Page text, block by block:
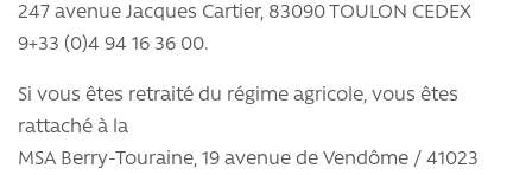
247 avenue Jacques Cartier, 83090 TOULON CEDEX
9+33 (0)4 94 16 36 00.
Si vous êtes retraité du régime agricole, vous êtes
rattaché à la
MSA Berry-Touraine, 19 avenue de Vendôme / 41023